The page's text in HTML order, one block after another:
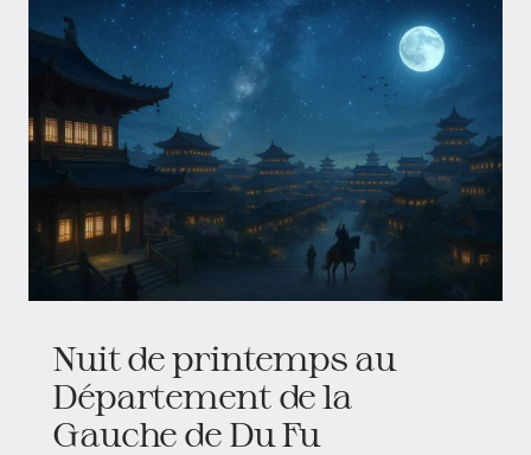
Nuit de printemps au
Département de la
Gauche de Du Fu